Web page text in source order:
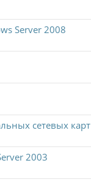
Server 2008
сетевых карт
2003